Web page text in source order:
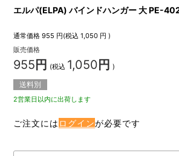
エルパ(ELPA) バインドハンガー 大 PE-
通常価格 955 円(税込1,050 円 )
販売価格
955 円 (税込 1,050 円 )
送料別
2営業日以内に出荷します
ご注文には ログインが必要です